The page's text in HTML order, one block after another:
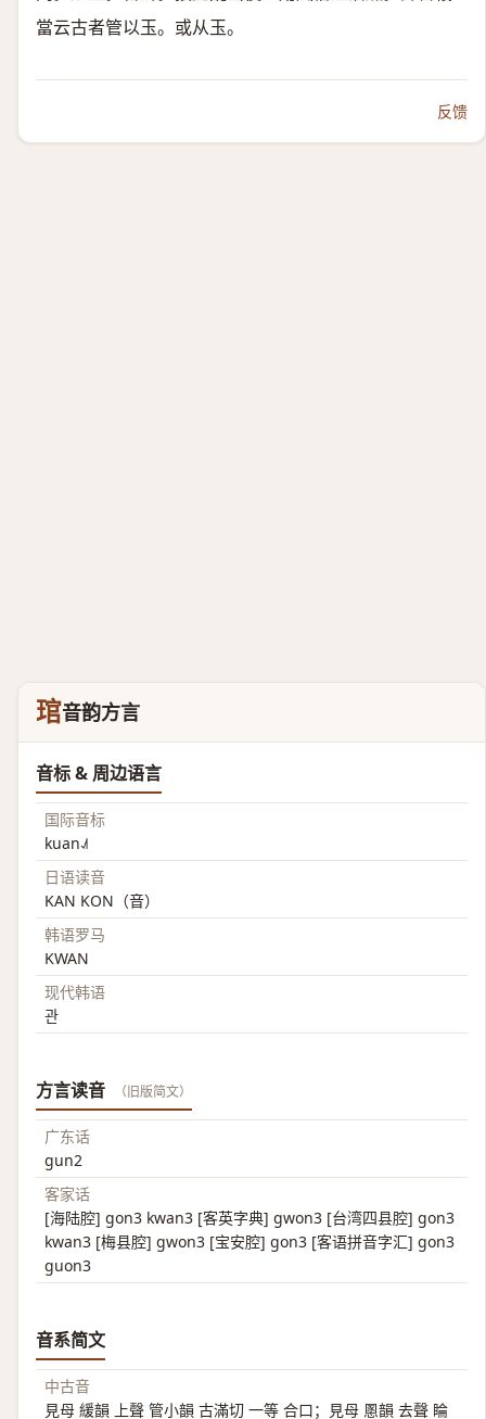
當云古者管以玉。或从玉。
反馈
琯音韵方言
音标 & 周边语言
国际音标
kuan˨˩˦
日语读音
KAN KON（音）
韩语罗马
KWAN
现代韩语
관
方言读音 （旧版简文）
广东话
gun2
客家话
[海陆腔] gon3 kwan3 [客英字典] gwon3 [台湾四县腔] gon3
kwan3 [梅县腔] gwon3 [宝安腔] gon3 [客语拼音字汇] gon3
guon3
音系简文
中古音
見母 緩韻 上聲 管小韻 古滿切 一等 合口；見母 慁韻 去聲 睔